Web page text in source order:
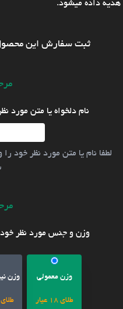
هدیه داده میشود.
ثبت سفارش این محصول
نام دلخواه یا متن مورد
لطفا نام یا متن مورد نظر خود
وزن و جنس مورد نظر
وزن معمولی
طلای 18 عیار
وزن
طلای 18